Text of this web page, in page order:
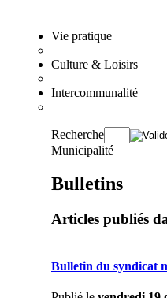
Vie pratique
Culture & Loisirs
Intercommunalité
Recherche
Municipalité
Bulletins
Articles publiés
Bulletin du syndicat